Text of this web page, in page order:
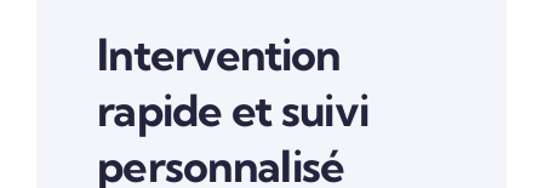
Intervention
rapide et suivi
personnalisé